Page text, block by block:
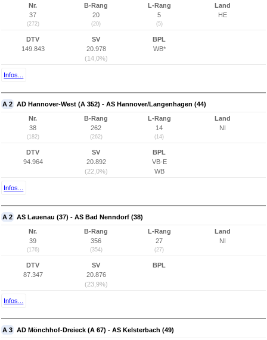
Nr.
37
(272)
B-Rang
20
(20)
L-Rang
5
(5)
Land
HE
DTV
149.843
SV
20.978
(14,0%)
BPL
WB*
Infos...
A 2 AD Hannover-West (A 352) - AS Hannover/Langenhagen (44)
Nr.
38
(182)
B-Rang
262
(262)
L-Rang
14
(14)
Land
NI
DTV
94.964
SV
20.892
(22,0%)
BPL
VB-E
WB
Infos...
A 2 AS Lauenau (37) - AS Bad Nenndorf (38)
Nr.
39
(176)
B-Rang
356
(354)
L-Rang
27
(27)
Land
NI
DTV
87.347
SV
20.876
(23,9%)
BPL
Infos...
A 3 AD Mönchhof-Dreieck (A 67) - AS Kelsterbach (49)